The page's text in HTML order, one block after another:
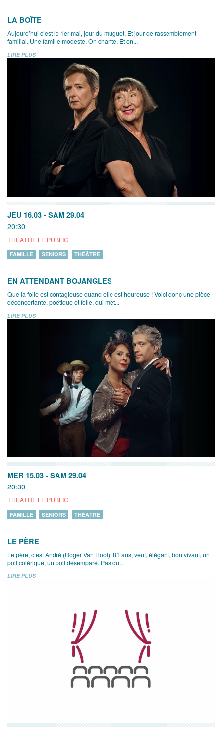
LA BOÎTE
Aujourd’hui c’est le 1er mai, jour du muguet. Et jour de rassemblement
familial. Une famille modeste. On chante. Et on...
LIRE PLUS
JEU 16.03 - SAM 29.04
20:30
THÉÂTRE LE PUBLIC
FAMILLE SENIORS THÉÂTRE
EN ATTENDANT BOJANGLES
Que la folie est contagieuse quand elle est heureuse ! Voici donc une pièce
déconcertante, poétique et folle, qui met...
LIRE PLUS
MER 15.03 - SAM 29.04
20:30
THÉÂTRE LE PUBLIC
FAMILLE SENIORS THÉÂTRE
LE PÈRE
Le père, c’est André (Roger Van Hool), 81 ans, veuf, élégant, bon vivant, un
poil colérique, un poil désemparé. Pas du...
LIRE PLUS